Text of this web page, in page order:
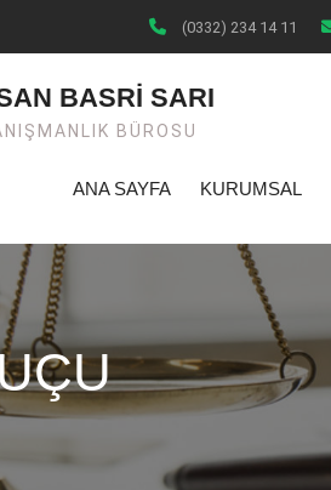
(0332) 234 14 11
BASRİ SARI
BÜROSU
ANA SAYFA KURUMSAL